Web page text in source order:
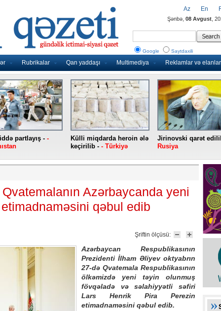
Rubrikalar Qan yaddaşı Multimediya Reklamlar və elanlar
Az En
Şənbə, 08 Avgust ,
Google Saytdaxili
partlayış - -
Külli miqdarda heroin ələ
keçirilib - - Türkiyə
Jirinovski qarət
Rusiya
Azərbaycanda yeni
qəbul edib
Şriftin ölçüsü:
Azərbaycan Respublikasının
Prezidenti İlham Əliyevoktyabrın
27-də Qvatemala Respublikasının
ölkəmizdə yeni təyin olunmuş
fövqəladə və səlahiyyətli səfiri
Lars Henrik Pira Perezin
etimadnaməsini qəbul edib.